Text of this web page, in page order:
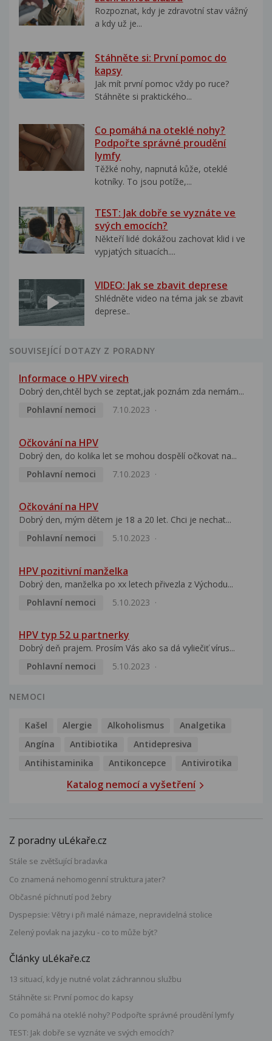
Rozpoznat, kdy je zdravotní stav vážný
a kdy už je...
Stáhněte si: První pomoc do
kapsy
Jak mít první pomoc vždy po ruce?
Stáhněte si praktického...
Co pomáhá na oteklé nohy?
Podpořte správné proudění
lymfy
Těžké nohy, napnutá kůže, oteklé
kotníky. To jsou potíže,...
TEST: Jak dobře se vyznáte ve
svých emocích?
Někteří lidé dokážou zachovat klid i ve
vypjatých situacích....
VIDEO: Jak se zbavit deprese
Shlédněte video na téma jak se zbavit
deprese..
SOUVISEJÍCÍ DOTAZY Z PORADNY
Informace o HPV virech
Dobrý den,chtěl bych se zeptat,jak poznám zda nemám...
Pohlavní nemoci
7.10.2023
Očkování na HPV
Dobrý den, do kolika let se mohou dospělí očkovat na...
Pohlavní nemoci
7.10.2023
Očkování na HPV
Dobrý den, mým dětem je 18 a 20 let. Chci je nechat...
Pohlavní nemoci
5.10.2023
HPV pozitivní manželka
Dobrý den, manželka po xx letech přivezla z Východu...
Pohlavní nemoci
5.10.2023
HPV typ 52 u partnerky
Dobrý deň prajem. Prosím Vás ako sa dá vyliečiť vírus...
Pohlavní nemoci
5.10.2023
NEMOCI
Kašel Alergie Alkoholismus
Analgetika
Angína
Antibiotika
Antidepresiva
Antihistaminika
Antikoncepce Antivirotika
Katalog nemocí a vyšetření
Z poradny uLékaře.cz
Stále se zvětšující bradavka
Co znamená nehomogenní struktura jater?
Občasné píchnutí pod žebry
Dyspepsie: Větry i při malé námaze, nepravidelná stolice
Zelený povlak na jazyku - co to může být?
Články uLékaře.cz
13 situací, kdy je nutné volat záchrannou službu
Stáhněte si: První pomoc do kapsy
Co pomáhá na oteklé nohy? Podpořte správné proudění lymfy
TEST: Jak dobře se vyznáte ve svých emocích?